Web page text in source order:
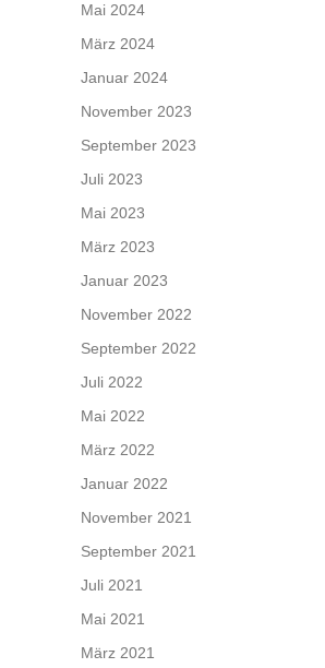
Mai 2024
März 2024
Januar 2024
November 2023
September 2023
Juli 2023
Mai 2023
März 2023
Januar 2023
November 2022
September 2022
Juli 2022
Mai 2022
März 2022
Januar 2022
November 2021
September 2021
Juli 2021
Mai 2021
März 2021